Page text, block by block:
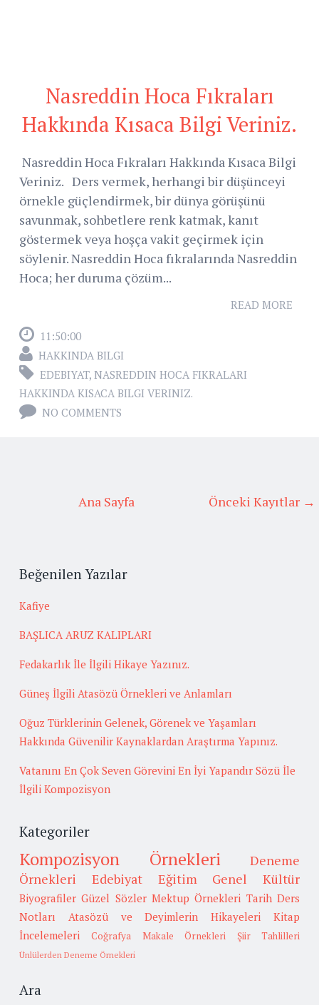
Nasreddin Hoca Fıkraları
Hakkında Kısaca Bilgi Veriniz.
Nasreddin Hoca Fıkraları Hakkında Kısaca Bilgi
Veriniz. Ders vermek, herhangi bir düşünceyi
örnekle güçlendirmek, bir dünya görüşünü
savunmak, sohbetlere renk katmak, kanıt
göstermek veya hoşça vakit geçirmek için
söylenir. Nasreddin Hoca fıkralarında Nasreddin
Hoca; her duruma çözüm...
READ MORE
11:50:00
HAKKINDA BILGI
EDEBIYAT, NASREDDIN HOCA FIKRALARI
HAKKINDA KISACA BILGI VERINIZ.
NO COMMENTS
Önceki Kayıtlar →
Ana Sayfa
Beğenilen Yazılar
Kafiye
BAŞLICA ARUZ KALIPLARI
Fedakarlık İle İlgili Hikaye Yazınız.
Güneş İlgili Atasözü Örnekleri ve Anlamları
Oğuz Türklerinin Gelenek, Görenek ve Yaşamları
Hakkında Güvenilir Kaynaklardan Araştırma Yapınız.
Vatanını En Çok Seven Görevini En İyi Yapandır Sözü İle
İlgili Kompozisyon
Kategoriler
Kompozisyon Örnekleri
Deneme
Örnekleri
Edebiyat Eğitim Genel Kültür
Biyografiler Güzel Sözler Mektup Örnekleri Tarih Ders
Notları
Atasözü ve Deyimlerin Hikayeleri
Kitap
İncelemeleri
Coğrafya Makale Örnekleri Şiir Tahlilleri
Ünlülerden Deneme Örnekleri
Ara